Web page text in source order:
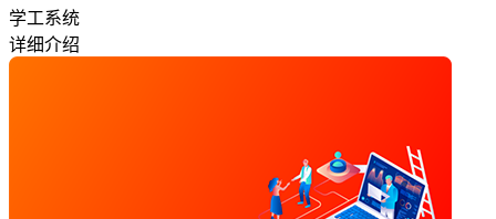
学工系统
详细介绍